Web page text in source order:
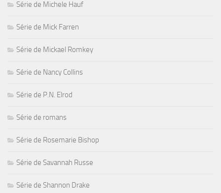
Série de Michele Hauf
Série de Mick Farren
Série de Mickael Romkey
Série de Nancy Collins
Série de P.N. Elrod
Série de romans
Série de Rosemarie Bishop
Série de Savannah Russe
Série de Shannon Drake